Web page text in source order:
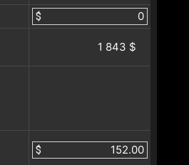
$
1 843 $
$